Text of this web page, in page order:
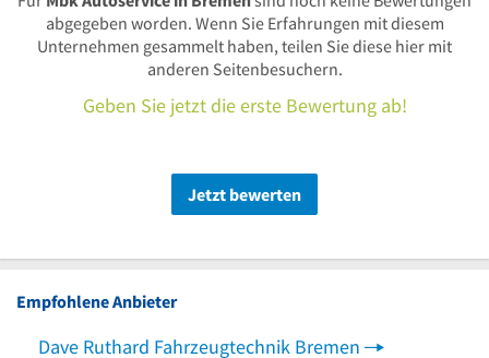
abgegeben worden. Wenn Sie Erfahrungen mit diesem
Unternehmen gesammelt haben, teilen Sie diese hier mit
anderen Seitenbesuchern.
Geben Sie jetzt die erste Bewertung ab!
Jetzt bewerten
Empfohlene Anbieter
Dave Ruthard Fahrzeugtechnik Bremen